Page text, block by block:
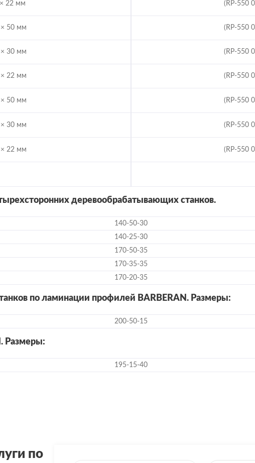
22 мм (RP-550
50 мм (RP-550
30 мм (RP-550
22 мм (RP-550
50 мм (RP-550
30 мм (RP-550
22 мм (RP-550
деревообрабатывающих станков.
140-50-30
140-25-30
170-50-35
170-35-35
170-20-35
по ламинации профилей BARBERAN. Размеры:
200-50-15
Размеры:
195-15-40
по